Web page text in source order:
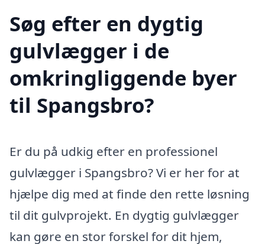
Søg efter en dygtig
gulvlægger i de
omkringliggende byer
til Spangsbro?
Er du på udkig efter en professionel
gulvlægger i Spangsbro? Vi er her for at
hjælpe dig med at finde den rette løsning
til dit gulvprojekt. En dygtig gulvlægger
kan gøre en stor forskel for dit hjem,